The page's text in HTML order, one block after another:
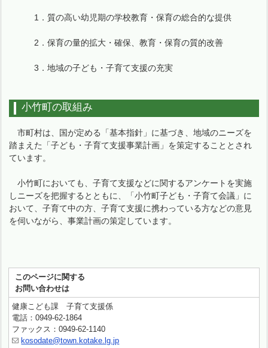
1．質の高い幼児期の学校教育・保育の総合的な提供
2．保育の量的拡大・確保、教育・保育の質的改善
3．地域の子ども・子育て支援の充実
小竹町の取組み
市町村は、国が定める「基本指針」に基づき、地域のニーズを
踏まえた「子ども・子育て支援事業計画」を策定することとされ
ています。
小竹町においても、子育て支援などに関するアンケートを実施
しニーズを把握するとともに、「小竹町子ども・子育て会議」に
おいて、子育て中の方、子育て支援に携わっている方などの意見
を伺いながら、事業計画の策定しています。
このページに関する
お問い合わせは
健康こども課 子育て支援係
電話：0949-62-1864
ファックス：0949-62-1140
kosodate@town.kotake.lg.jp